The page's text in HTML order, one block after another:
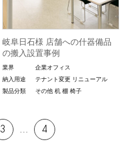
岐阜日石様 店舗への什器備品
の搬入設置事例
業界
企業オフィス
納入用途
テナント変更 リニューアル
製品分類
その他 机 棚 椅子
3 ... 4